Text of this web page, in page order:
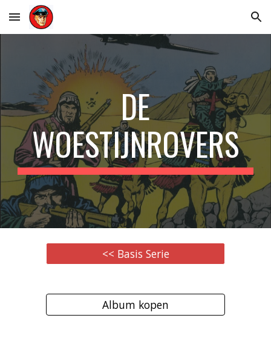
Skip to main content Skip to navigation
DE
WOESTIJNROVERS
<< Basis Serie
Album kopen